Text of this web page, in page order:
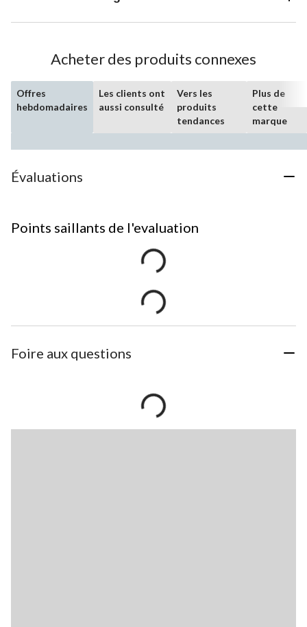
Acheter des produits connexes
Offres
hebdomadaires
Les clients ont
aussi consulté
Vers les
produits
tendances
Plus de
cette
marque
Évaluations
Points saillants de l'evaluation
Foire aux questions